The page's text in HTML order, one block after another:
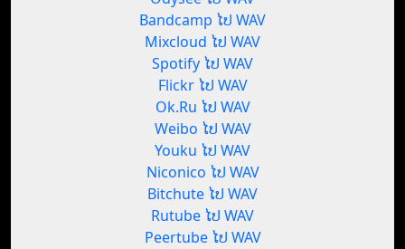
Bandcamp ໄປ WAV
Mixcloud ໄປ WAV
Spotify ໄປ WAV
Flickr ໄປ WAV
Ok.Ru ໄປ WAV
Weibo ໄປ WAV
Youku ໄປ WAV
Niconico ໄປ WAV
Bitchute ໄປ WAV
Rutube ໄປ WAV
Peertube ໄປ WAV